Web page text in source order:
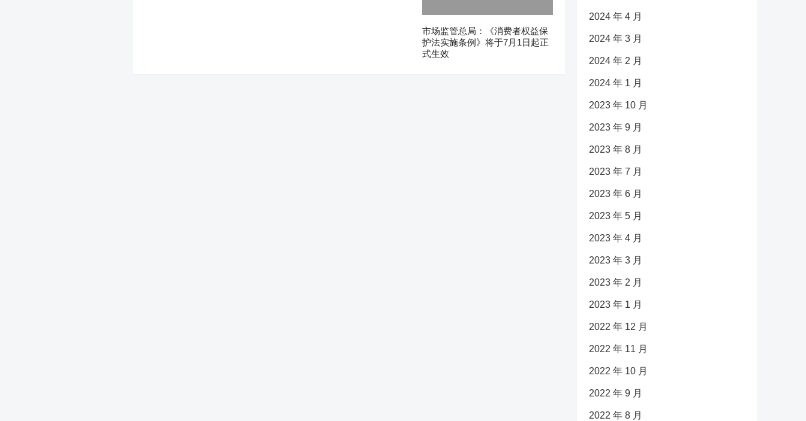
市场监管总局：《消费者权益保
护法实施条例》将于7月1日起正
式生效
2024 年 4 月
2024 年 3 月
2024 年 2 月
2024 年 1 月
2023 年 10 月
2023 年 9 月
2023 年 8 月
2023 年 7 月
2023 年 6 月
2023 年 5 月
2023 年 4 月
2023 年 3 月
2023 年 2 月
2023 年 1 月
2022 年 12 月
2022 年 11 月
2022 年 10 月
2022 年 9 月
2022 年 8 月